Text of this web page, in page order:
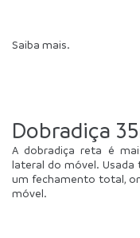
Saiba mais.
Dobradiça
A dobradiça reta é
lateral do móvel.
um fechamento total,
móvel.